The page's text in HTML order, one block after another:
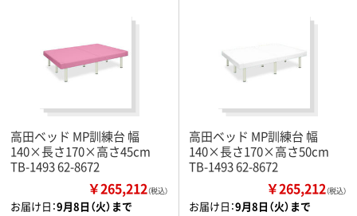
高田ベッド MP訓練台 幅
140×長さ170×高さ45cm
TB-1493 62-8672
￥265,212（税込）
お届け日：9月8日（火）まで
高田ベッド MP訓練台 幅
140×長さ170×高さ50cm
TB-1493 62-8672
￥265,212（税込）
お届け日：9月8日（火）まで